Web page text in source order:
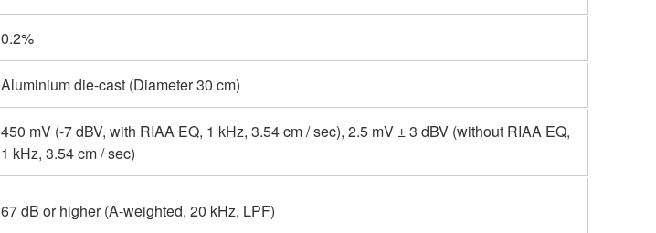
0.2%
Aluminium die-cast (Diameter 30 cm)
450 mV (-7 dBV, with RIAA EQ, 1 kHz, 3.54 cm / sec), 2.5 mV ± 3 dBV (without RIAA EQ,
1 kHz, 3.54 cm / sec)
67 dB or higher (A-weighted, 20 kHz, LPF)